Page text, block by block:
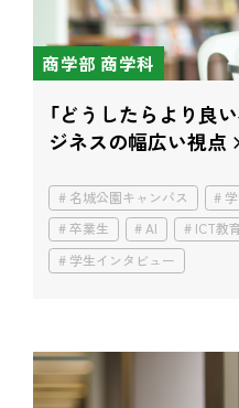
商学部 商学科
「どうしたらより良
ジネスの幅広い視点
名城公園キャンパス
卒業生
AI ICT教
学生インタビュー